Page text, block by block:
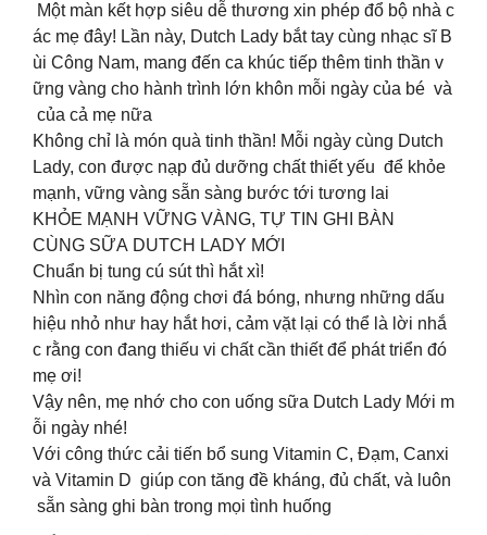
Một màn kết hợp siêu dễ thương xin phép đổ bộ nhà c
ác mẹ đây! Lần này, Dutch Lady bắt tay cùng nhạc sĩ B
ùi Công Nam, mang đến ca khúc tiếp thêm tinh thần v
ững vàng cho hành trình lớn khôn mỗi ngày của bé và
của cả mẹ nữa
Không chỉ là món quà tinh thần! Mỗi ngày cùng Dutch
Lady, con được nạp đủ dưỡng chất thiết yếu để khỏe
mạnh, vững vàng sẵn sàng bước tới tương lai
KHỎE MẠNH VỮNG VÀNG, TỰ TIN GHI BÀN
CÙNG SỮA DUTCH LADY MỚI
Chuẩn bị tung cú sút thì hắt xì!
Nhìn con năng động chơi đá bóng, nhưng những dấu
hiệu nhỏ như hay hắt hơi, cảm vặt lại có thể là lời nhắ
c rằng con đang thiếu vi chất cần thiết để phát triển đó
mẹ ơi!
Vậy nên, mẹ nhớ cho con uống sữa Dutch Lady Mới m
ỗi ngày nhé!
Với công thức cải tiến bổ sung Vitamin C, Đạm, Canxi
và Vitamin D giúp con tăng đề kháng, đủ chất, và luôn
sẵn sàng ghi bàn trong mọi tình huống